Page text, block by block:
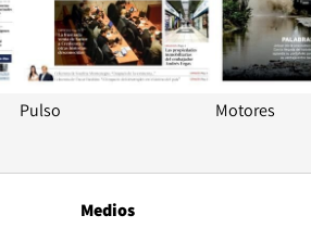
Pulso Motores
Medios